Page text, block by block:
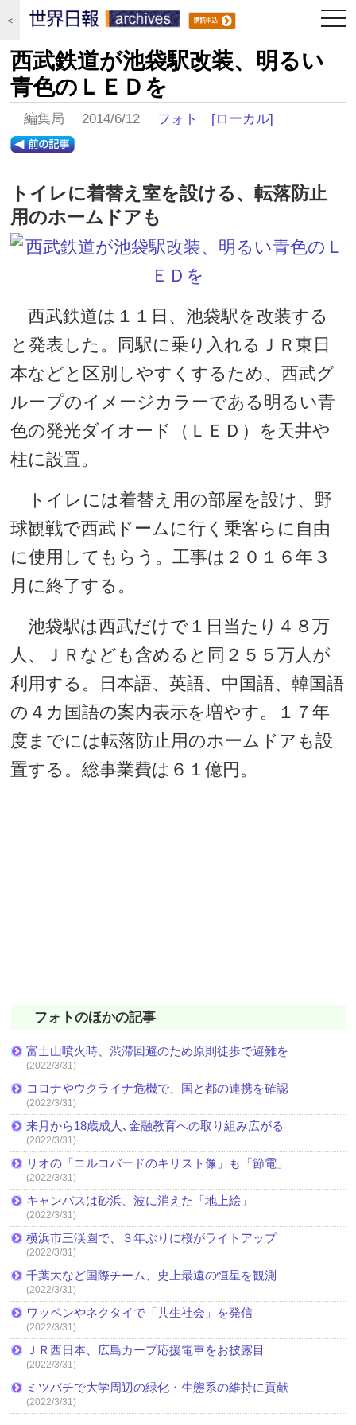
＜
西武鉄道が池袋駅改装、明るい
青色のＬＥＤを
編集局 2014/6/12 フォト [ローカル]
トイレに着替え室を設ける、転落防止
用のホームドアも
西武鉄道は１１日、池袋駅を改装する
と発表した。同駅に乗り入れるＪＲ東日
本などと区別しやすくするため、西武グ
ループのイメージカラーである明るい青
色の発光ダイオード（ＬＥＤ）を天井や
柱に設置。
トイレには着替え用の部屋を設け、野
球観戦で西武ドームに行く乗客らに自由
に使用してもらう。工事は２０１６年３
月に終了する。
池袋駅は西武だけで１日当たり４８万
人、ＪＲなども含めると同２５５万人が
利用する。日本語、英語、中国語、韓国語
の４カ国語の案内表示を増やす。１７年
度までには転落防止用のホームドアも設
置する。総事業費は６１億円。
フォトのほかの記事
富士山噴火時、渋滞回避のため原則徒歩で避難を
(2022/3/31)
コロナやウクライナ危機で、国と都の連携を確認
(2022/3/31)
来月から18歳成人､金融教育への取り組み広がる
(2022/3/31)
リオの「コルコバードのキリスト像」も「節電」
(2022/3/31)
キャンバスは砂浜、波に消えた「地上絵」
(2022/3/31)
横浜市三渓園で、３年ぶりに桜がライトアップ
(2022/3/31)
千葉大など国際チーム、史上最遠の恒星を観測
(2022/3/31)
ワッペンやネクタイで「共生社会」を発信
(2022/3/31)
ＪＲ西日本、広島カープ応援電車をお披露目
(2022/3/31)
ミツバチで大学周辺の緑化・生態系の維持に貢献
(2022/3/31)